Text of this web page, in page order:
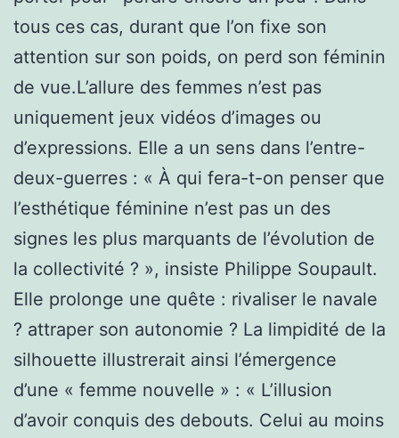
tous ces cas, durant que l’on fixe son
attention sur son poids, on perd son féminin
de vue.L’allure des femmes n’est pas
uniquement jeux vidéos d’images ou
d’expressions. Elle a un sens dans l’entre-
deux-guerres : « À qui fera-t-on penser que
l’esthétique féminine n’est pas un des
signes les plus marquants de l’évolution de
la collectivité ? », insiste Philippe Soupault.
Elle prolonge une quête : rivaliser le navale
? attraper son autonomie ? La limpidité de la
silhouette illustrerait ainsi l’émergence
d’une « femme nouvelle » : « L’illusion
d’avoir conquis des debouts. Celui au moins